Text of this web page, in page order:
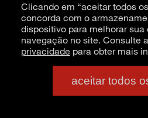
CNPJ: 62.520.218/0001-24
Clicando em “aceitar todos
concorda com o
dispositivo para melhorar sua
navegação no site. Consulte a
privacidade para obter mais
aceitar todos